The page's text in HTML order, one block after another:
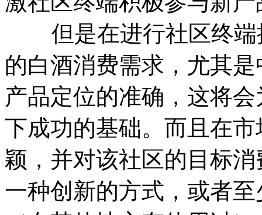
但是在进行社区终端
的白酒消费需求，尤其
产品定位的准确，这将
下成功的基础。而且在
颖，并对该社区的目标
一种创新的方式，或者